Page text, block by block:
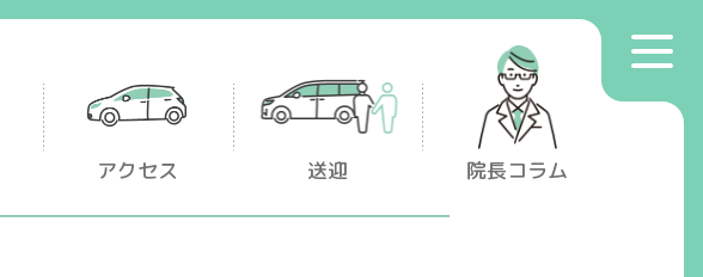
アクセス 送迎 院長コラム
toggle
マイナンバー保険証利用について